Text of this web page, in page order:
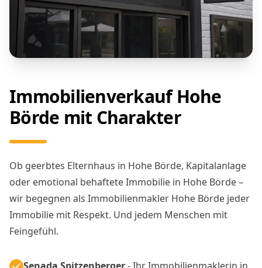
Immobilienverkauf Hohe
Börde mit Charakter
Ob geerbtes Elternhaus in Hohe Börde, Kapitalanlage
oder emotional behaftete Immobilie in Hohe Börde –
wir begegnen als Immobilienmakler Hohe Börde jeder
Immobilie mit Respekt. Und jedem Menschen mit
Feingefühl.